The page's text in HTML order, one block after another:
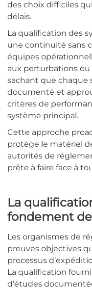
des choix difficiles
délais.
La qualification des
une continuité sans
équipes
aux perturbations
sachant que chaque
documenté et
critères de
système principal.
Cette approche
protège le matériel
autorités de
prête à faire face à
La
fondement
Les organismes de
preuves objectives
processus
La qualification
d’études